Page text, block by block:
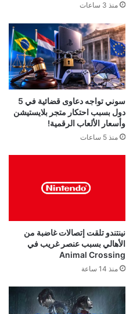
منذ 3 ساعات
سوني تواجه دعاوى قضائية في 5
دول بسبب احتكار متجر بلايستيشن
وأسعار الألعاب الرقمية!
منذ 5 ساعات
نينتندو تلقت إتصالات غاضبة من
الأهالي بسبب عنصر غريب في
Animal Crossing
منذ 14 ساعة